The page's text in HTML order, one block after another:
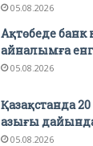
05.08.2026
Ақтөбеде банк
айналымға
05.08.2026
Қазақстанда
азығы
05.08.2026